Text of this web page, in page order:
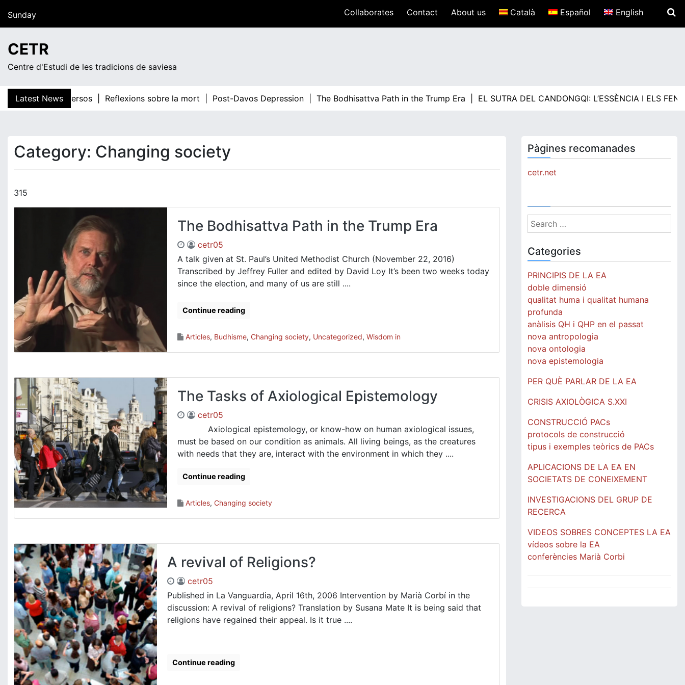
content
Sunday Collaborates Contact About us Català Español English
CETR
Centre d'Estudi de les tradicions de saviesa
Latest News
sus cuarenta versos | Reflexions sobre la mort | Post-Davos Depression | The Bodhisattva Path in the Trump Era | EL SUTRA DEL CANDONGQI: L’ESSÈNCIA I ELS
Category: Changing society
315
The Bodhisattva Path in the Trump Era
cetr05
A talk given at St. Paul’s United Methodist Church (November 22, 2016)
Transcribed by Jeffrey Fuller and edited by David Loy It’s been two weeks today
since the election, and many of us are still ....
Continue reading
Articles, Budhisme, Changing society, Uncategorized, Wisdom in
The Tasks of Axiological Epistemology
cetr05
Axiological epistemology, or know-how on human axiological issues,
must be based on our condition as animals. All living beings, as the creatures
with needs that they are, interact with the environment in which they ....
Continue reading
Articles, Changing society
A revival of Religions?
cetr05
Published in La Vanguardia, April 16th, 2006 Intervention by Marià Corbí in the
discussion: A revival of religions? Translation by Susana Mate It is being said that
religions have regained their appeal. Is it true ....
Continue reading
Pàgines recomanades
cetr.net
Search
for:
Categories
PRINCIPIS DE LA EA
doble dimensió
qualitat huma i qualitat humana
profunda
anàlisis QH i QHP en el passat
nova antropologia
nova ontologia
nova epistemologia
PER QUÈ PARLAR DE LA EA
CRISIS AXIOLÒGICA S.XXI
CONSTRUCCIÓ PACs
protocols de construcció
tipus i exemples teòrics de PACs
APLICACIONS DE LA EA EN
SOCIETATS DE CONEIXEMENT
INVESTIGACIONS DEL GRUP DE
RECERCA
VIDEOS SOBRES CONCEPTES LA EA
vídeos sobre la EA
conferències Marià Corbi